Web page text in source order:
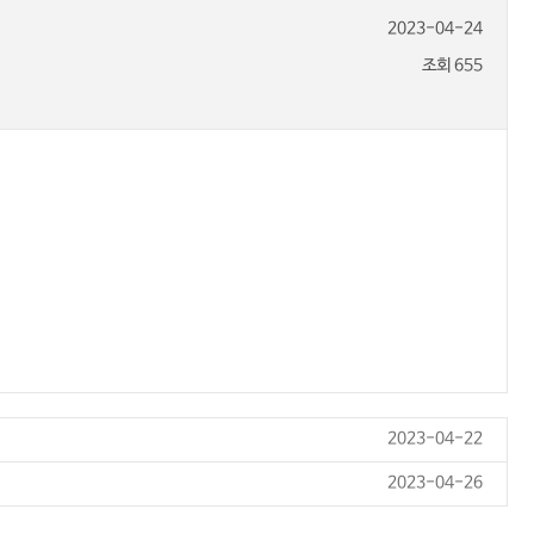
2023-04-24
조회 655
2023-04-22
2023-04-26